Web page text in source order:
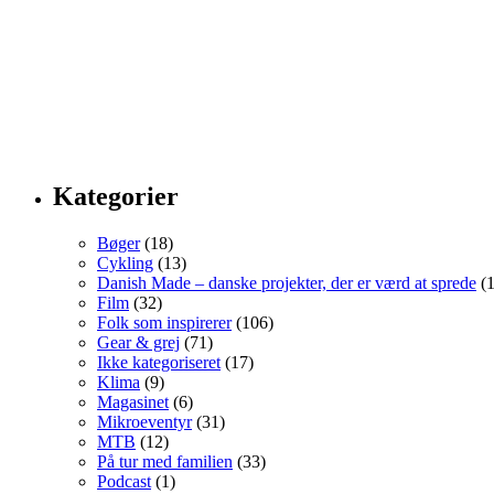
Kategorier
Bøger(18)
Cykling (13)
Danish Made – danske projekter, der er værd at sprede
Film (32)
Folk som inspirerer(106)
Gear & grej (71)
Ikke kategoriseret (17)
Klima (9)
Magasinet (6)
Mikroeventyr(31)
MTB (12)
På tur med familien (33)
Podcast (1)